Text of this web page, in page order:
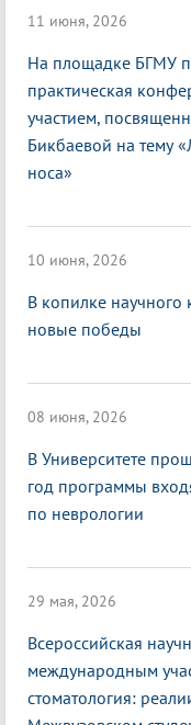
11 июня, 2026
На площадке БГМУ
практическая
участием,
Бикбаевой на тему
носа»
10 июня, 2026
В копилке
новые победы
08 июня, 2026
В Университете
год программы
по неврологии
29 мая, 2026
Всероссийская
международным
стоматология: